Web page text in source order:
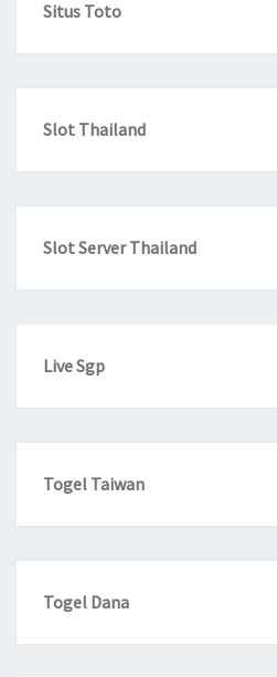
Situs Toto
Slot Thailand
Slot Server Thailand
Live Sgp
Togel Taiwan
Togel Dana